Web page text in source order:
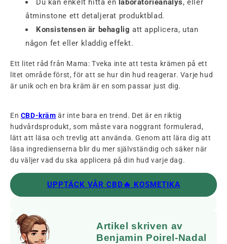
Du kan enkelt hitta en laboratorieanalys, eller
åtminstone ett detaljerat produktblad.
Konsistensen är behaglig att applicera, utan
någon fet eller kladdig effekt.
Ett litet råd från Mama: Tveka inte att testa krämen på ett
litet område först, för att se hur din hud reagerar. Varje hud
är unik och en bra kräm är en som passar just dig.
En CBD-kräm är inte bara en trend. Det är en riktig
hudvårdsprodukt, som måste vara noggrant formulerad,
lätt att läsa och trevlig att använda. Genom att lära dig att
läsa ingredienserna blir du mer självständig och säker när
du väljer vad du ska applicera på din hud varje dag.
UPPTÄCK VÅR CBD🔥 KOSMETIKA
Artikel skriven av
Benjamin Poirel-Nadal